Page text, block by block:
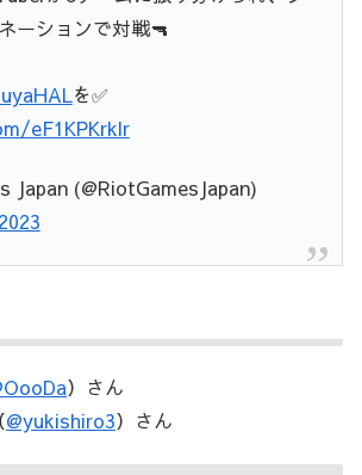
ーションで対戦🔫
を✅
eF1KPKrklr
Japan (@RiotGamesJapan)
）さん
@yukishiro3）さん